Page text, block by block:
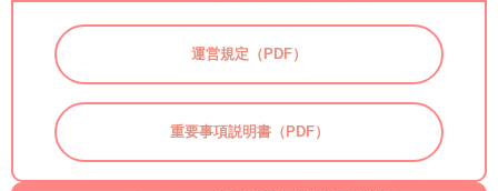
運営規定（PDF）
重要事項説明書（PDF）